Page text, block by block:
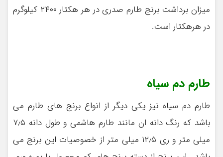
میزان برداشت برنج طارم صدری در هر هکتار ۲۴۰۰ کیلوگرم
در هرهکتار است.
طارم دم سیاه
طارم دم سیاه نیز یکی دیگر از انواع برنج های طارم می
باشد که رنگ دانه ان مانند طارم هاشمی و طول دانه ۷٫۵
میلی متر و ری ۱۲٫۵ میلی متر از خصوصیات این برنج می